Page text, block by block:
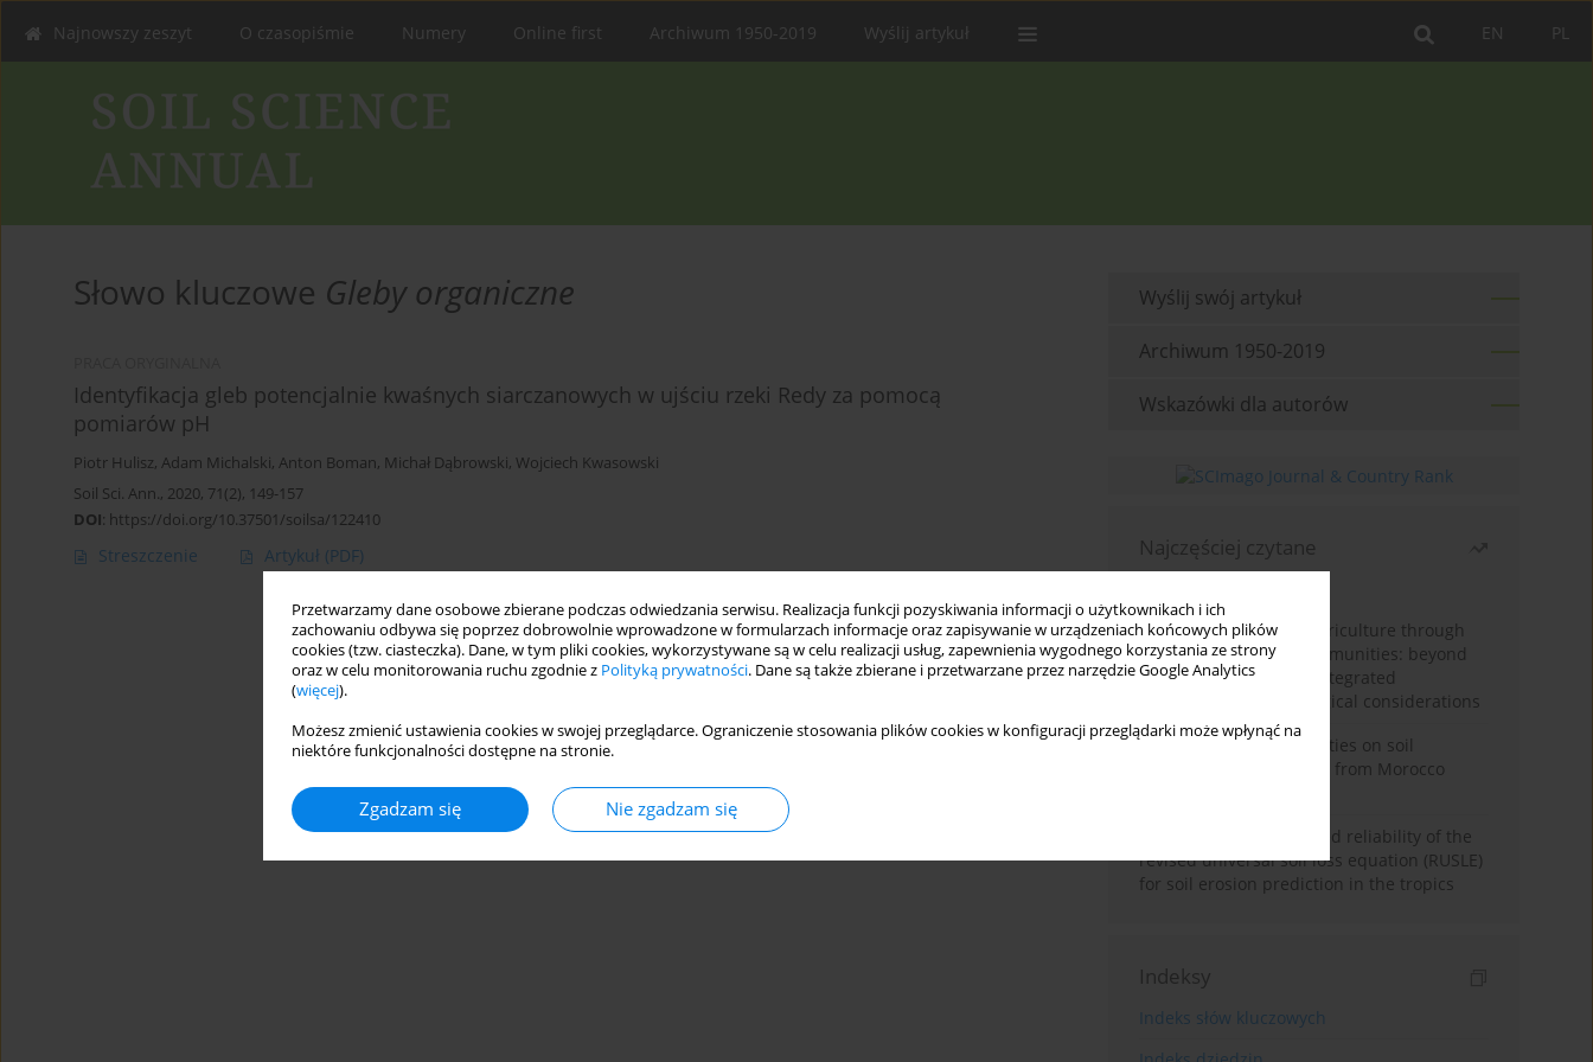
Przetwarzamy dane osobowe zbierane podczas odwiedzania serwisu. Realizacja funkcji pozyskiwania informacji o użytkownikach i ich
zachowaniu odbywa się poprzez dobrowolnie wprowadzone w formularzach informacje oraz zapisywanie w urządzeniach końcowych plików
cookies (tzw. ciasteczka). Dane, w tym pliki cookies, wykorzystywane są w celu realizacji usług, zapewnienia wygodnego korzystania ze strony
oraz w celu monitorowania ruchu zgodnie z Polityką prywatności. Dane są także zbierane i przetwarzane przez narzędzie Google Analytics
(więcej).
Możesz zmienić ustawienia cookies w swojej przeglądarce. Ograniczenie stosowania plików cookies w konfiguracji przeglądarki może wpłynąć na
niektóre funkcjonalności dostępne na stronie.
Zgadzam się Nie zgadzam się
PL
EN
Najnowszy zeszyt O czasopiśmie Numery Online first Archiwum 1950-2019 Wyślij artykuł
Słowo kluczowe Gleby organiczne
Identyfikacja gleb potencjalnie kwaśnych siarczanowych w ujściu rzeki Redy za pomocą
pomiarów pH
Piotr Hulisz, Adam Michalski, Anton Boman, Michał Dąbrowski, Wojciech Kwasowski
Soil Sci. Ann., 2020, 71(2), 149-157
DOI: https://doi.org/10.37501/soilsa/122410
Streszczenie Artykuł (PDF)
Wyślij swój artykuł
Archiwum 1950-2019
Wskazówki dla autorów
Najczęściej czytane
Towards sustainable agriculture through
synthetic microbial communities: beyond
multifunctional roles, integrated
applications, and ecological considerations
Impacts of mining activities on soil
properties: case studies from Morocco
Revisiting the questioned reliability of the
revised universal soil loss equation (RUSLE)
for soil erosion prediction in the tropics
Indeksy
Indeks słów kluczowych